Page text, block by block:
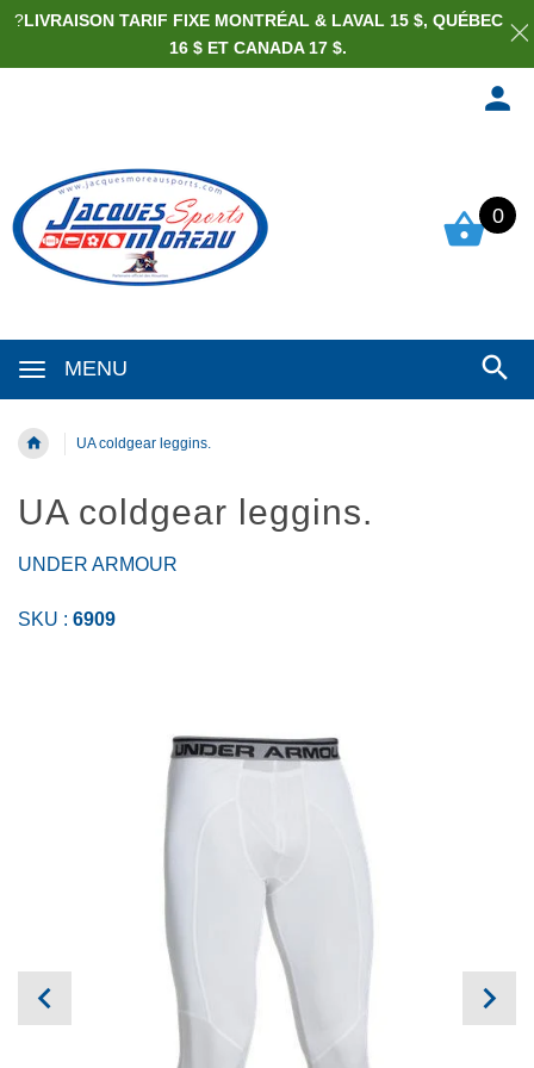
MENU
0
UA coldgear leggins.
UA coldgear leggins.
UNDER ARMOUR
SKU : 6909
?LIVRAISON TARIF FIXE MONTRÉAL & LAVAL 15 $, QUÉBEC
16 $ ET CANADA 17 $.